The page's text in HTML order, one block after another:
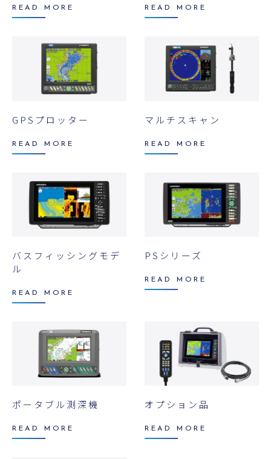
READ MORE READ MORE
GPSプロッター
READ MORE
マルチスキャン
READ MORE
バスフィッシングモデ
ル
READ MORE
PSシリーズ
READ MORE
ポータブル測深機
READ MORE
オプション品
READ MORE